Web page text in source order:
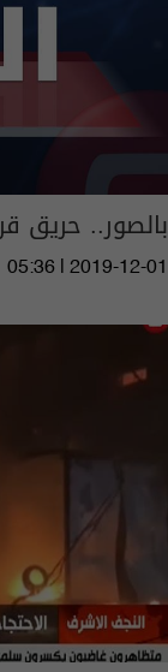
بالصور.. حريق
05:36 | 2019-12-01